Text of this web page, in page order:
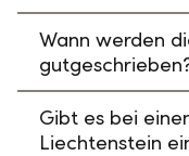
Wann werden
Gibt es bei
Liechtenstein